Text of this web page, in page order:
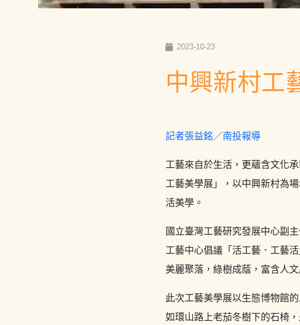
2023-10-23
中興新村工
記者張益銘／南投報導
工藝來自於生活，更蘊含文化
工藝美學展」，以中興新村為
活美學。
國立臺灣工藝研究發展中心副
工藝中心倡議「活工藝．工藝
美麗聚落，綠樹成蔭，富含人
此次工藝美學展以生態博物館
如環山路上老茄冬樹下的石椅